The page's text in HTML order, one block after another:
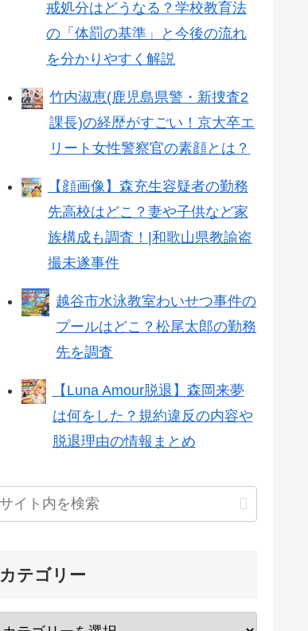
戒処分はどうなる？学校教育法
の「体罰の基準」と今後の流れ
を分かりやすく解説
竹内淑恵(鹿児島県警・新捜査2
課長)の経歴がすごい！京大卒エ
リート女性警察官の素顔とは？
【顔画像】森充生容疑者の勤務
先高校はどこ？妻や子供など家
族構成も調査！|和歌山県教諭盗
撮未遂事件
越谷市水泳教室わいせつ事件の
プールはどこ？松尾太郎の勤務
先を調査
【Luna Amour脱退】森岡来夢
は何をした？規約違反の内容や
脱退理由の情報まとめ
カテゴリー